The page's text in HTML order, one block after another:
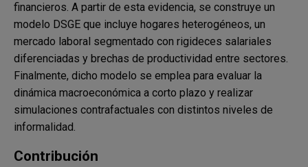
financieros. A partir de esta evidencia, se construye un
modelo DSGE que incluye hogares heterogéneos, un
mercado laboral segmentado con rigideces salariales
diferenciadas y brechas de productividad entre sectores.
Finalmente, dicho modelo se emplea para evaluar la
dinámica macroeconómica a corto plazo y realizar
simulaciones contrafactuales con distintos niveles de
informalidad.
Contribución